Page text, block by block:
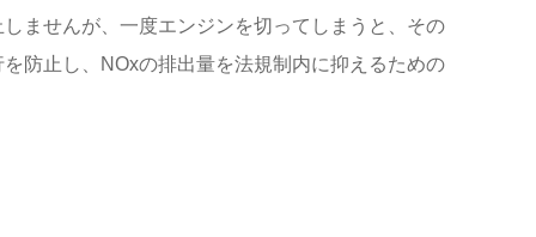
ませんが、一度エンジンを切ってしまうと、その
防止し、NOxの排出量を法規制内に抑えるための